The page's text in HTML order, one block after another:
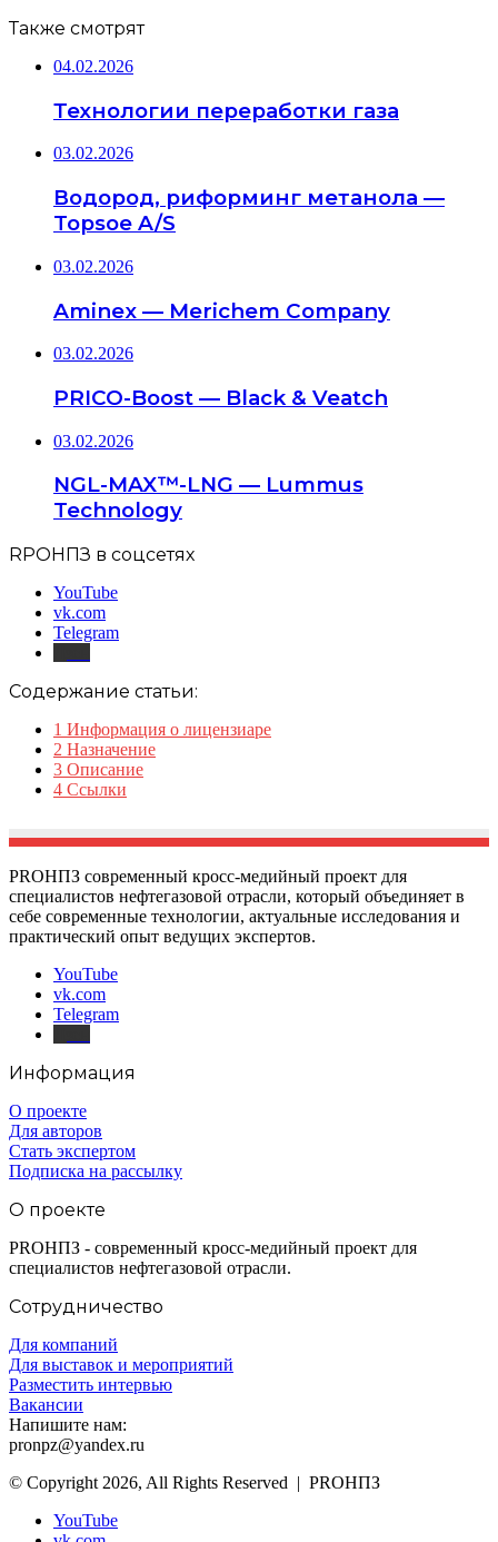
Также смотрят
04.02.2026
Технологии переработки газа
03.02.2026
Водород, риформинг метанола —
Topsoe A/S
03.02.2026
Aminex — Merichem Company
03.02.2026
PRICO-Boost — Black & Veatch
03.02.2026
NGL-MAX™-LNG — Lummus
Technology
RPOНПЗ в соцсетях
YouTube
vk.com
Telegram
Содержание статьи:
1 Информация о лицензиаре
2 Назначение
3 Описание
4 Ссылки
PROНПЗ современный кросс-медийный проект для
специалистов нефтегазовой отрасли, который объединяет в
себе современные технологии, актуальные исследования и
практический опыт ведущих экспертов.
YouTube
vk.com
Telegram
Информация
О проекте
Для авторов
Стать экспертом
Подписка на рассылку
О проекте
PROНПЗ - современный кросс-медийный проект для
специалистов нефтегазовой отрасли.
Сотрудничество
Для компаний
Для выставок и мероприятий
Разместить интервью
Вакансии
Напишите нам:
pronpz@yandex.ru
© Copyright 2026, All Rights Reserved | PROНПЗ
YouTube